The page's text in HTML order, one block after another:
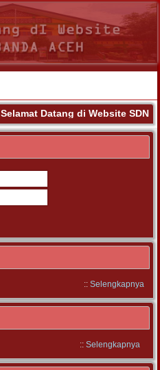
Selamat Datang di Website SDN
:: Selengkapnya
:: Selengkapnya